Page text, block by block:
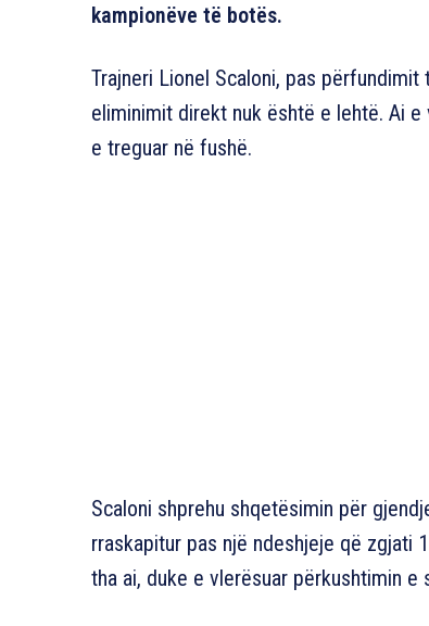
kampionëve të botës.
Trajneri Lionel Scaloni, pas
eliminimit direkt nuk është e lehtë. Ai
e treguar në fushë.
Scaloni shprehu shqetësimin për
rraskapitur pas një ndeshjeje që zgjati
tha ai, duke e vlerësuar përkushtimin e